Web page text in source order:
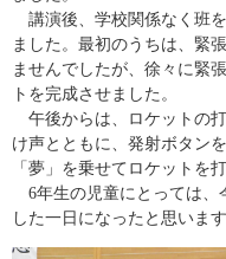
講演後、学校関係なく班
ました。最初のうちは、緊
ませんでしたが、徐々に緊
トを完成させました。
午後からは、ロケットの
け声とともに、発射ボタン
「夢」を乗せてロケットを
6年生の児童にとっては、
した一日になったと思いま